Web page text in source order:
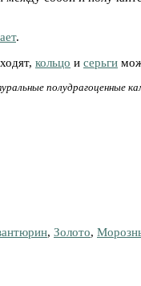
.
кольцо и серьги
полудрагоценные
, Золото,